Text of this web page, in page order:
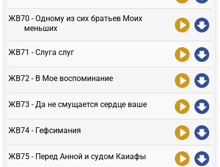
ЖВ70 - Одному из сих братьев Моих
меньших
ЖВ71 - Слуга слуг
ЖВ72 - В Мое воспоминание
ЖВ73 - Да не смущается сердце ваше
ЖВ74 - Гефсимания
ЖВ75 - Перед Анной и судом Каиафы